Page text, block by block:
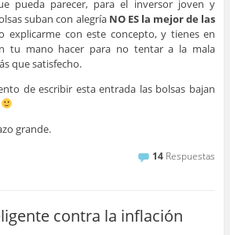
pueda parecer, para el inversor joven y
suban con alegría NO ES la mejor de las
explicarme con este concepto, y tienes en
tu mano hacer para no tentar a la mala
que satisfecho.
de escribir esta entrada las bolsas bajan
grande.
14 Respuestas
contra la inflación